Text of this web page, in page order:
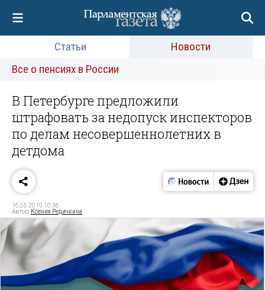
Статьи
Новости
Все о пенсиях в России
В Петербурге предложили
штрафовать за недопуск инспекторов
по делам несовершеннолетних в
детдома
16.05.2019 10:36
Автор: Ксения Редичкина